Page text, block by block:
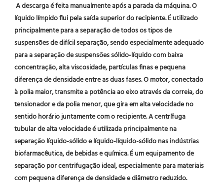
A descarga é feita manualmente após a parada da máquina. O
líquido límpido flui pela saída superior do recipiente. É utilizado
principalmente para a separação de todos os tipos de
suspensões de difícil separação, sendo especialmente adequado
para a separação de suspensões sólido-líquido com baixa
concentração, alta viscosidade, partículas finas e pequena
diferença de densidade entre as duas fases. O motor, conectado
à polia maior, transmite a potência ao eixo através da correia, do
tensionador e da polia menor, que gira em alta velocidade no
sentido horário juntamente com o recipiente. A centrífuga
tubular de alta velocidade é utilizada principalmente na
separação líquido-sólido e líquido-líquido-sólido nas indústrias
biofarmacêutica, de bebidas e química. É um equipamento de
separação por centrifugação ideal, especialmente para materiais
com pequena diferença de densidade e diâmetro reduzido.